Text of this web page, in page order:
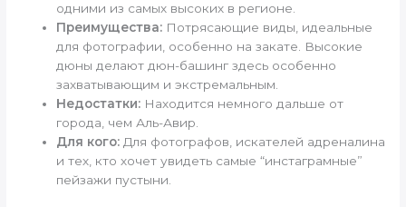
одними из самых высоких в регионе.
Преимущества: Потрясающие виды, идеальные
для фотографии, особенно на закате. Высокие
дюны делают дюн-башинг здесь особенно
захватывающим и экстремальным.
Недостатки: Находится немного дальше от
города, чем Аль-Авир.
Для кого: Для фотографов, искателей адреналина
и тех, кто хочет увидеть самые “инстаграмные”
пейзажи пустыни.